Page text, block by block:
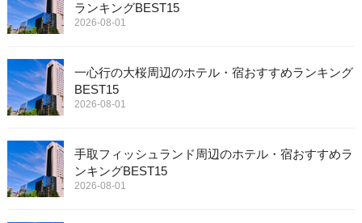
ランキングBEST15
2026-08-01
一心行の大桜周辺のホテル・宿おすすめランキング
BEST15
2026-08-01
手取フィッシュランド周辺のホテル・宿おすすめラ
ンキングBEST15
2026-08-01